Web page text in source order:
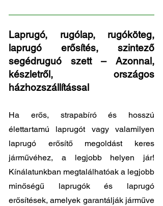
Laprugó, rugólap, rugóköteg,
laprugó erősítés, szintező
segédruguó szett – Azonnal,
készletről, országos
házhozszállítással
Ha erős, strapabíró és hosszú
élettartamú laprugót vagy valamilyen
laprugó erősítő megoldást keres
járművéhez, a legjobb helyen jár!
Kínálatunkban megtalálhatóak a legjobb
minőségű laprugók és laprugó
erősítések, amelyek garantálják járműve